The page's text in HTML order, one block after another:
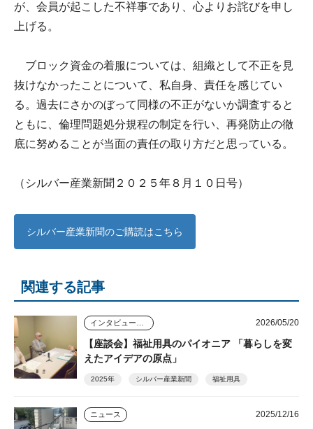
が、会員が起こした不祥事であり、心よりお詫びを申し
上げる。
ブロック資金の着服については、組織として不正を見
抜けなかったことについて、私自身、責任を感じてい
る。過去にさかのぼって同様の不正がないか調査すると
ともに、倫理問題処分規程の制定を行い、再発防止の徹
底に努めることが当面の責任の取り方だと思っている。
（シルバー産業新聞２０２５年８月１０日号）
シルバー産業新聞のご購読はこちら
関連する記事
2026/05/20
【座談会】福祉用具のパイオニア 「暮らしを変
えたアイデアの原点」
2025年 シルバー産業新聞 福祉用具
ニュース 2025/12/16